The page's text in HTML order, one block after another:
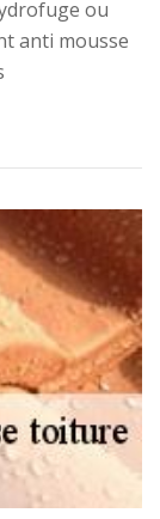
ou
anti mousse